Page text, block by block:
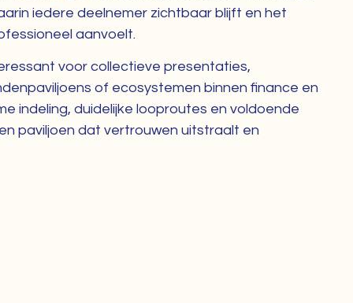
iedere deelnemer zichtbaar blijft en het
aanvoelt.
voor collectieve presentaties,
of ecosystemen binnen finance en
indeling, duidelijke looproutes en voldoende
paviljoen dat vertrouwen uitstraalt en